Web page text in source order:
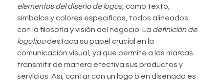
elementos del diseño de logos, como texto,
símbolos y colores específicos, todos alineados
con la filosofía y visión del negocio. La definición de
logotipodestaca su papel crucial en la
comunicación visual, ya que permite a las marcas
transmitir de manera efectiva sus productos y
servicios. Así, contar con un logo bien diseñado es